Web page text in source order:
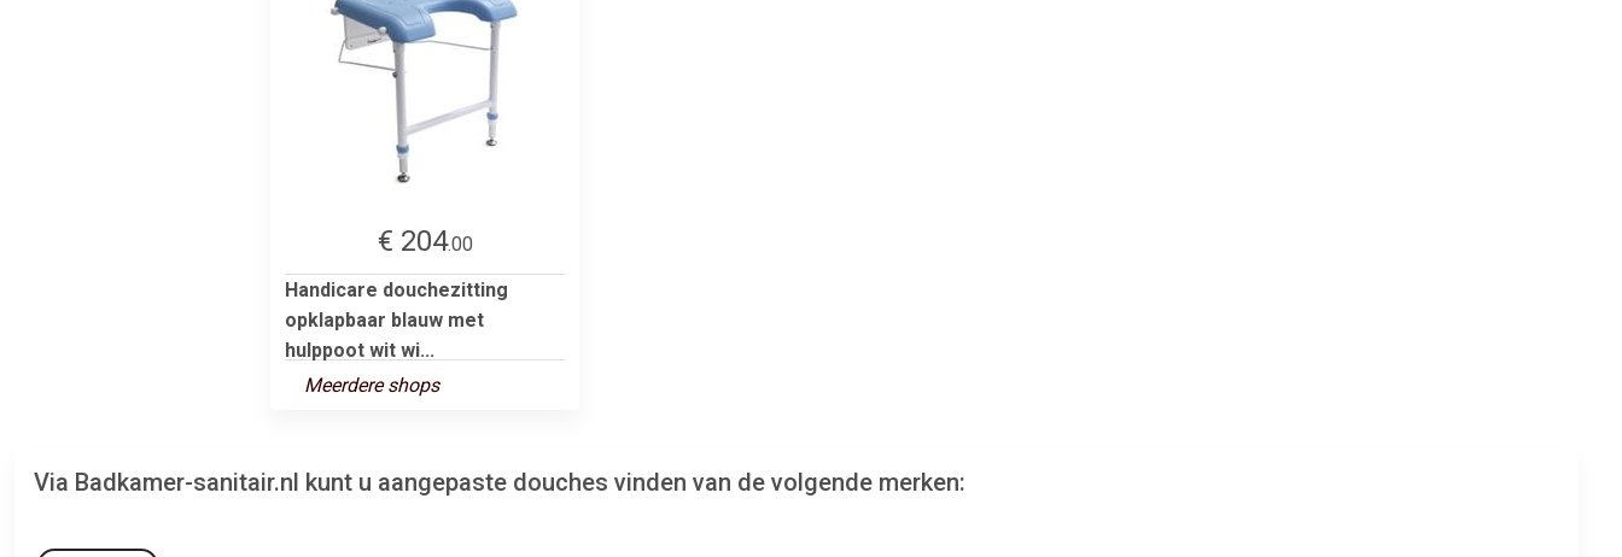
€ 204.00
Handicare douchezitting
opklapbaar blauw met
hulppoot wit wi...
Meerdere shops
Via Badkamer-sanitair.nl kunt u aangepaste douches vinden van de volgende merken: